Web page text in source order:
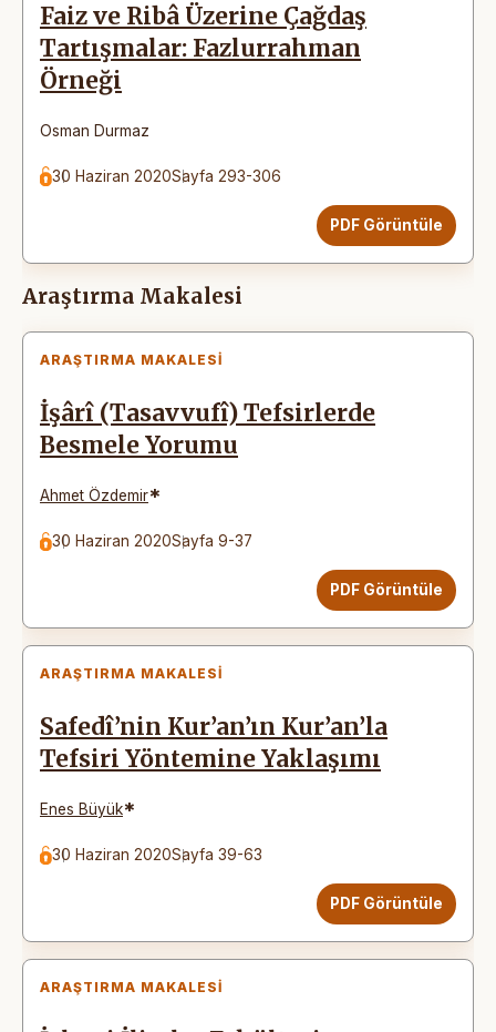
Faiz ve Ribâ Üzerine Çağdaş
Tartışmalar: Fazlurrahman
Örneği
Osman Durmaz
30 Haziran 2020Sayfa 293-306
PDF Görüntüle
Araştırma Makalesi
ARAŞTIRMA MAKALESI
İşârî (Tasavvufî) Tefsirlerde
Besmele Yorumu
Ahmet Özdemir*
30 Haziran 2020Sayfa 9-37
PDF Görüntüle
ARAŞTIRMA MAKALESI
Safedî’nin Kur’an’ın Kur’an’la
Tefsiri Yöntemine Yaklaşımı
Enes Büyük*
30 Haziran 2020Sayfa 39-63
PDF Görüntüle
ARAŞTIRMA MAKALESI